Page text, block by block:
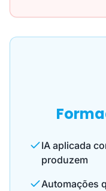
IA aplicada
produzem
Automações